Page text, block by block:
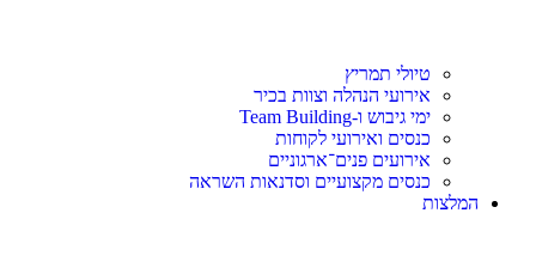
טיולי תמריץ
אירועי הנהלה וצוות בכיר
ימי גיבוש ו-Team Building
כנסים ואירועי לקוחות
אירועים פנים־ארגוניים
כנסים מקצועיים וסדנאות השראה
המלצות